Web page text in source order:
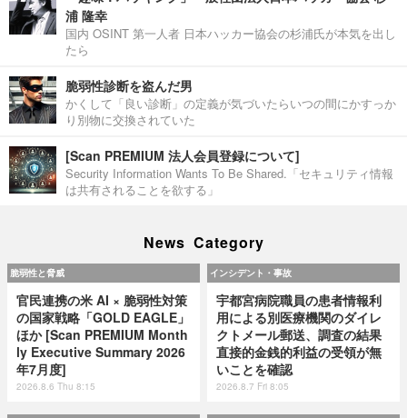
浦 隆幸
国内 OSINT 第一人者 日本ハッカー協会の杉浦氏が本気を出し
たら
脆弱性診断を盗んだ男
かくして「良い診断」の定義が気づいたらいつの間にかすっか
り別物に交換されていた
[Scan PREMIUM 法人会員登録について]
Security Information Wants To Be Shared.「セキュリティ情報
は共有されることを欲する」
News Category
脆弱性と脅威
官民連携の米 AI × 脆弱性対策
の国家戦略「GOLD EAGLE」
ほか [Scan PREMIUM Month
ly Executive Summary 2026
年7月度]
2026.8.6 Thu 8:15
インシデント・事故
宇都宮病院職員の患者情報利
用による別医療機関のダイレ
クトメール郵送、調査の結果
直接的金銭的利益の受領が無
いことを確認
2026.8.7 Fri 8:05